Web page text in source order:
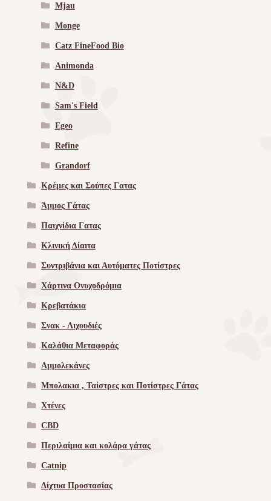
Mjau
Monge
Catz FineFood Bio
Animonda
N&D
Sam's Field
Egeo
Refine
Grandorf
Κρέμες και Σούπες Γατας
Άμμος Γάτας
Παιχνίδια Γατας
Κλινική Δίαιτα
Συντριβάνια και Αυτόματες Ποτίστρες
Χάρτινα Ονυχοδρόμια
Κρεβατάκια
Σνακ - Λιχουδιές
Καλάθια Μεταφοράς
Αμμολεκάνες
Μπολακια , Ταίστρες και Ποτίστρες Γάτας
Χτένες
CBD
Περιλαίμια και κολάρα γάτας
Catnip
Δίχτυα Προστασίας